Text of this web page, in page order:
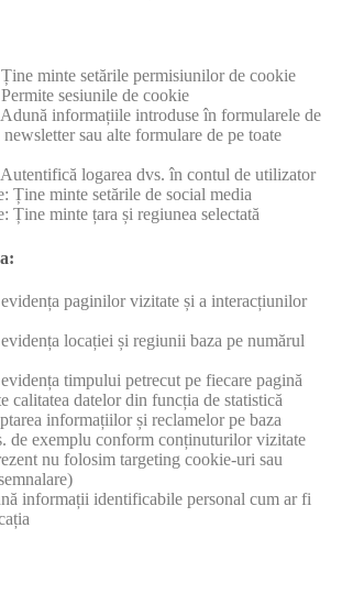
minte setările permisiunilor de cookie
sesiunile de cookie
informațiile introduse în formularele de
sau alte formulare de pe toate
logarea dvs. în contul de utilizator
Ține minte setările de social media
Ține minte țara și regiunea selectată
paginilor vizitate și a interacțiunilor
locației și regiunii baza pe numărul
timpului petrecut pe fiecare pagină
calitatea datelor din funcția de statistică
informațiilor și reclamelor pe baza
de exemplu conform conținuturilor vizitate
nu folosim targeting cookie-uri sau
informații identificabile personal cum ar fi